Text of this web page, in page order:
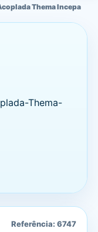
Thema Incepa
Referência: 6747